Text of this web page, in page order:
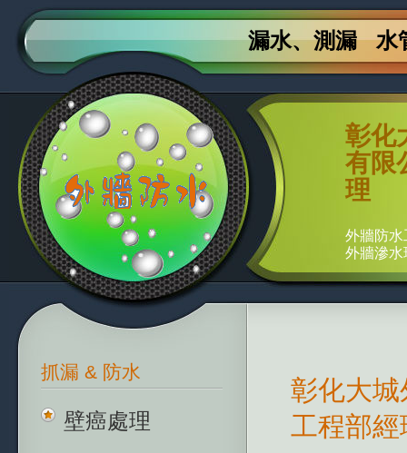
漏水、測漏 水
彰化
有限
理
外牆防水
外牆滲水
抓漏 & 防水
壁癌處理
彰化大
工程部經